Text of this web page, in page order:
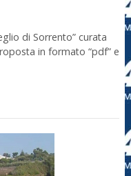
di Sorrento” curata
in formato “pdf” e